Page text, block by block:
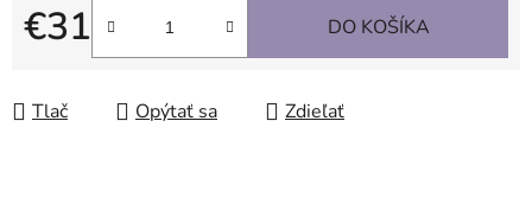
€31
Jednotková cena:
DO KOŠÍKA
Tlač Opýtať sa Zdieľať